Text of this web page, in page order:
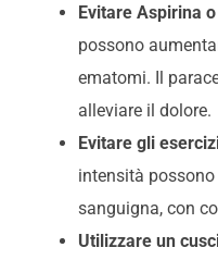
Evitare Aspirina
possono
ematomi. Il
alleviare il dolore.
Evitare gli
intensità
sanguigna, con
Utilizzare un